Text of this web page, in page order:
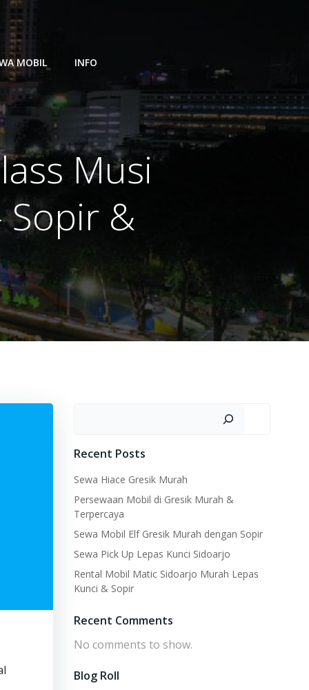
MOBIL INFO
Musi
Sopir &
Recent Posts
Sewa Hiace Gresik Murah
Persewaan Mobil di Gresik Murah &
Terpercaya
Sewa Mobil Elf Gresik Murah dengan Sopir
Sewa Pick Up Lepas Kunci Sidoarjo
Rental Mobil Matic Sidoarjo Murah Lepas
Kunci & Sopir
Recent Comments
No comments to show.
Blog Roll